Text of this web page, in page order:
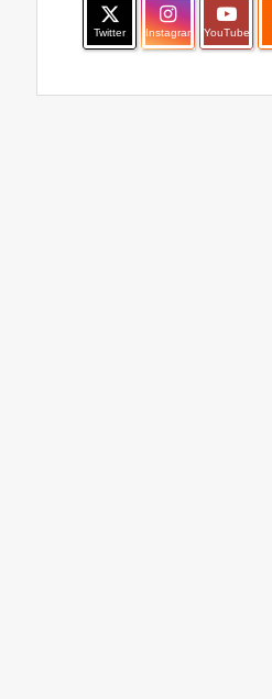
Twitter Instagram YouTube